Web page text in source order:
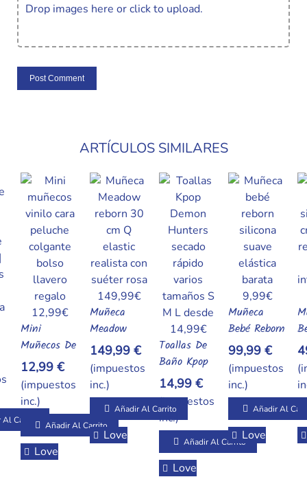
Drop images here or click to upload.
ARTÍCULOS SIMILARES
Carrito
Al Carrito
Añadir Al Carrito
Mini
Muñecos De
Vinilo Con
Cara De
Peluche –
Colgantes
Para Bolso
Y Regalo
12,99 €
(impuestos
inc.)
Añadir Al Carrito
Love
Añadir Al Carrito
Muñeca
Meadow
Reborn De
30 Cm Q-
Elastic Con
Suéter Rosa
Realista
149,99 €
(impuestos
inc.)
Añadir Al Carrito
Love
Añadir Al Carrito
Toallas De
Baño Kpop
Demon
Hunters De
Secado
Rápido Con
Diseños
Variados
14,99 €
(impuestos
inc.)
Añadir Al Carrito
Love
Añadir Al Carrito
Muñeca
Bebé Reborn
De Silicona
Suave Y
Elástica –
Mini
Realista
Económica
99,99 €
(impuestos
inc.)
Añadir Al
Love